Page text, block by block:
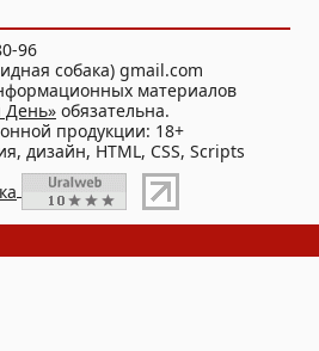
96
собака) gmail.com
материалов
обязательна.
продукции: 18+
дизайн, HTML, CSS, Scripts